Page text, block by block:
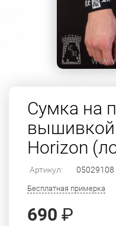
Сумка на
вышивкой
Horizon
Артикул: 05029108
Бесплатная примерка
690 ₽